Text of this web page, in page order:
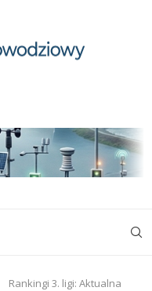
Rankingi 3. ligi: Aktualna